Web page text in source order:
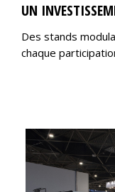
UN
Des stands
chaque